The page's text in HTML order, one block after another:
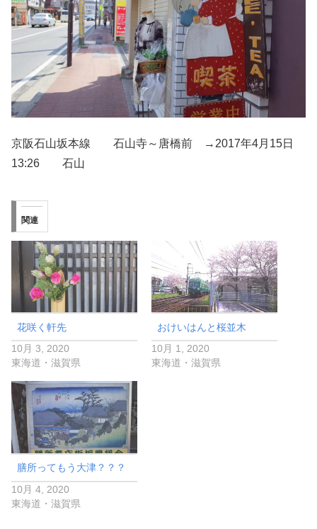
京阪石山坂本線 石山寺～唐橋前 →2017年4月15日
13:26 石山
関連
花咲く軒先
10月 3, 2020
東海道・滋賀県
おけいはんと桜並木
10月 1, 2020
東海道・滋賀県
膳所ってもう大津？？？
10月 4, 2020
東海道・滋賀県